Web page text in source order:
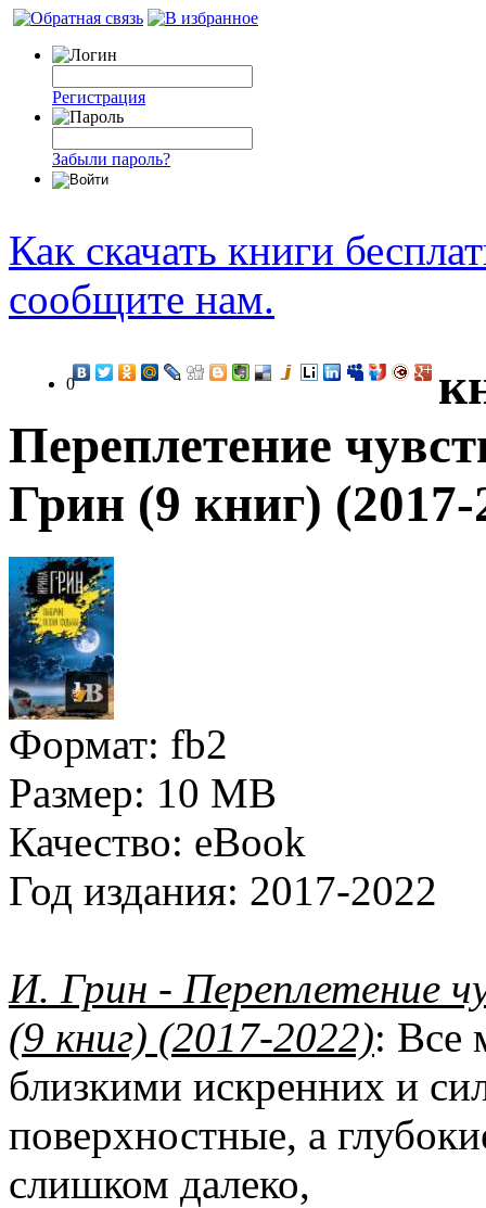
Регистрация
Забыли пароль?
Как скачать книги
сообщите нам.
0
Переплетение
Грин (9 книг) (2017-
Формат: fb2
Размер: 10 MB
Качество: eBook
Год издания: 2017-2022
И. Грин - Переплетение
(9 книг) (2017-2022): Все
близкими искренних и
поверхностные, а
слишком далеко,